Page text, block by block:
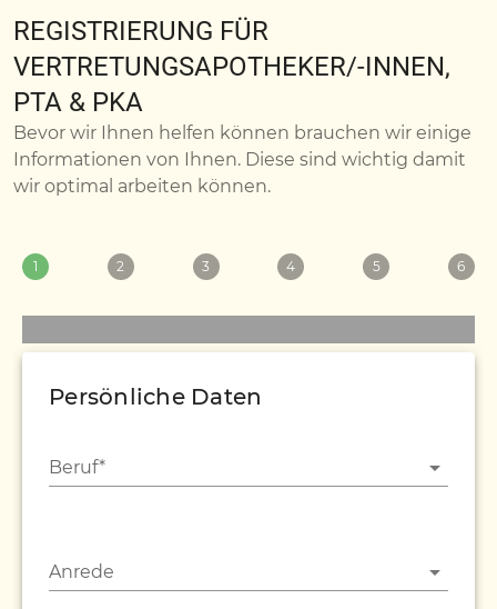
REGISTRIERUNG FÜR
VERTRETUNGSAPOTHEKER/-INNEN,
PTA & PKA
Bevor wir Ihnen helfen können brauchen wir einige
Informationen von Ihnen. Diese sind wichtig damit
wir optimal arbeiten können.
1 2 3 4 5 6
Persönliche Daten
Beruf*
Anrede